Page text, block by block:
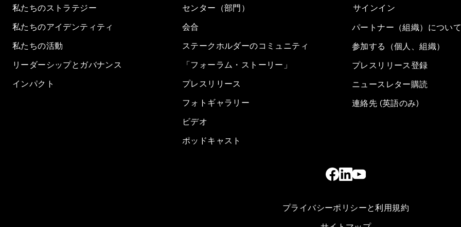
私たちのストラテジー
私たちのアイデンティティ
私たちの活動
リーダーシップとガバナンス
インパクト
センター（部門）
会合
ステークホルダーのコミュニティ
「フォーラム・ストーリー」
プレスリリース
フォトギャラリー
ビデオ
ポッドキャスト
サインイン
パートナー（組織）について
参加する（個人、組織）
プレスリリース登録
ニュースレター購読
連絡先 (英語のみ)
プライバシーポリシーと利用規約